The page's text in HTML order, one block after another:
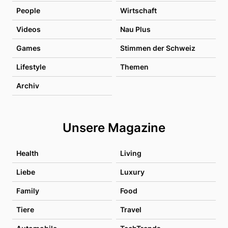
People Wirtschaft
Videos Nau Plus
Games Stimmen der Schweiz
Lifestyle Themen
Archiv
Unsere Magazine
Health Living
Liebe Luxury
Family Food
Tiere Travel